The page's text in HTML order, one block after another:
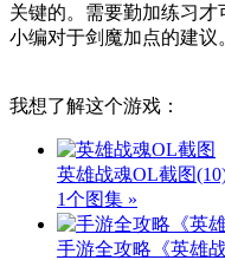
关键的。需要勤加练习
小编对于剑魔加点的建议
我想了解这个游戏：
英雄战魂OL截图
1个图集 »
手游全攻略《英雄战